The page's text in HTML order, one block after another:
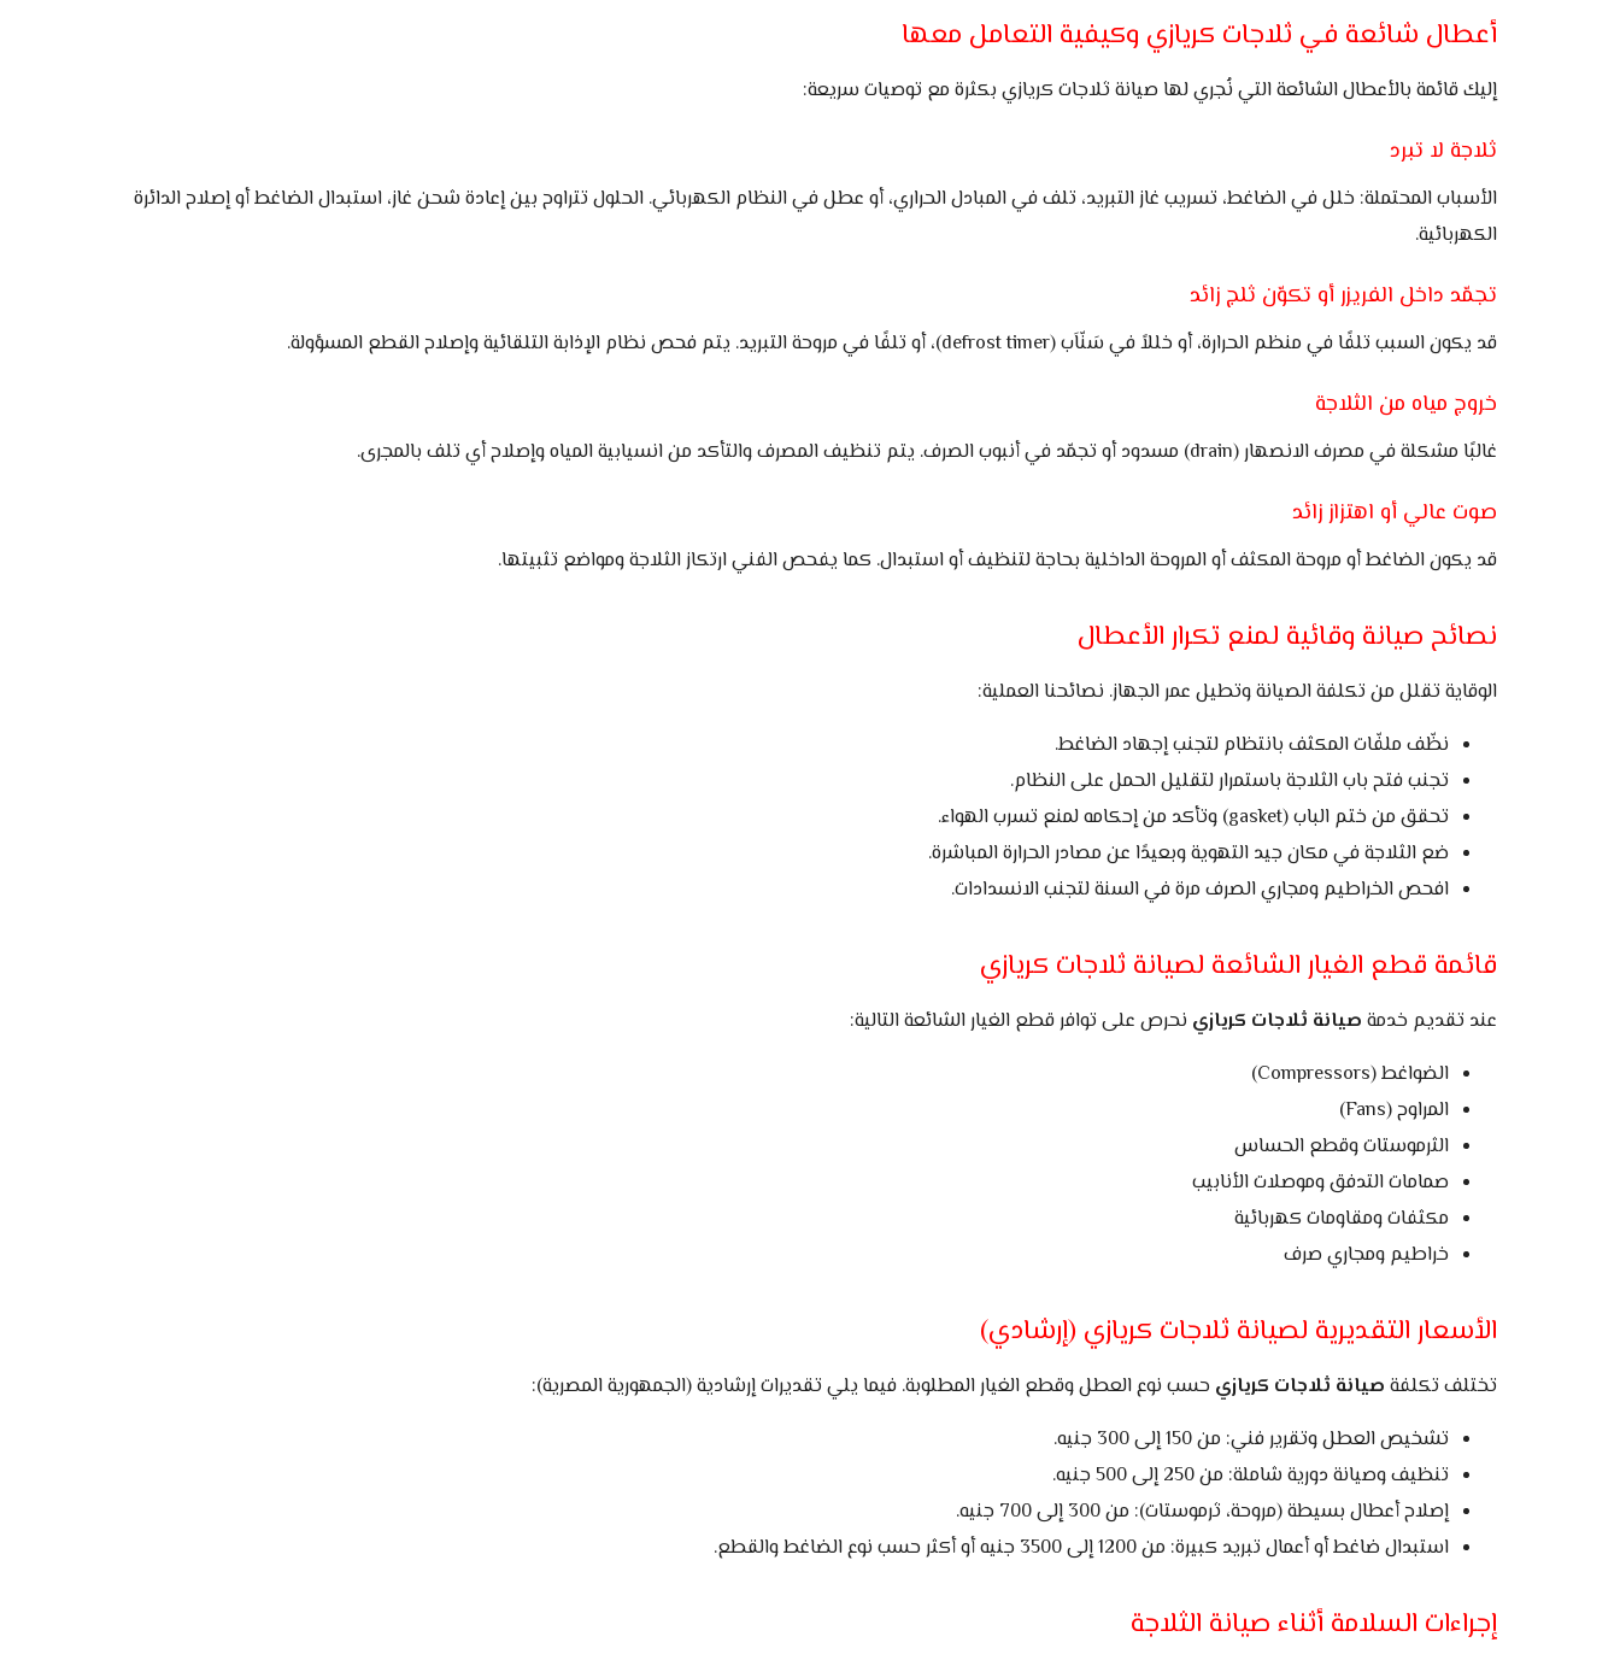
أعطال شائعة في ثلاجات كريازي وكيفية التعامل معها
إليك قائمة بالأعطال الشائعة التي نُجري لها صيانة ثلاجات كريازي بكثرة مع توصيات سريعة:
ثلاجة لا تبرد
الأسباب المحتملة: خلل في الضاغط، تسريب غاز التبريد، تلف في المبادل الحراري، أو عطل في النظام الكهربائي. الحلول تتراوح بين إعادة شحن غاز، استبدال الضاغط أو إصلاح الدائرة
الكهربائية.
تجمّد داخل الفريزر أو تكوّن ثلج زائد
قد يكون السبب تلفًا في منظم الحرارة، أو خللاً في سَنّاَب (defrost timer)، أو تلفًا في مروحة التبريد. يتم فحص نظام الإذابة التلقائية وإصلاح القطع المسؤولة.
خروج مياه من الثلاجة
غالبًا مشكلة في مصرف الانصهار (drain) مسدود أو تجمّد في أنبوب الصرف. يتم تنظيف المصرف والتأكد من انسيابية المياه وإصلاح أي تلف بالمجرى.
صوت عالي أو اهتزاز زائد
قد يكون الضاغط أو مروحة المكثف أو المروحة الداخلية بحاجة لتنظيف أو استبدال. كما يفحص الفني ارتكاز الثلاجة ومواضع تثبيتها.
نصائح صيانة وقائية لمنع تكرار الأعطال
الوقاية تقلل من تكلفة الصيانة وتطيل عمر الجهاز. نصائحنا العملية:
نظّف ملفّات المكثف بانتظام لتجنب إجهاد الضاغط.
تجنب فتح باب الثلاجة باستمرار لتقليل الحمل على النظام.
تحقق من ختم الباب (gasket) وتأكد من إحكامه لمنع تسرب الهواء.
ضع الثلاجة في مكان جيد التهوية وبعيدًا عن مصادر الحرارة المباشرة.
افحص الخراطيم ومجاري الصرف مرة في السنة لتجنب الانسدادات.
قائمة قطع الغيار الشائعة لصيانة ثلاجات كريازي
عند تقديم خدمة صيانة ثلاجات كريازي نحرص على توافر قطع الغيار الشائعة التالية:
الضواغط (Compressors)
المراوح (Fans)
الثرموستات وقطع الحساس
صمامات التدفق وموصلات الأنابيب
مكثفات ومقاومات كهربائية
خراطيم ومجاري صرف
الأسعار التقديرية لصيانة ثلاجات كريازي (إرشادي)
تختلف تكلفة صيانة ثلاجات كريازي حسب نوع العطل وقطع الغيار المطلوبة. فيما يلي تقديرات إرشادية (الجمهورية المصرية):
تشخيص العطل وتقرير فني: من 150 إلى 300 جنيه.
تنظيف وصيانة دورية شاملة: من 250 إلى 500 جنيه.
إصلاح أعطال بسيطة (مروحة، ثرموستات): من 300 إلى 700 جنيه.
استبدال ضاغط أو أعمال تبريد كبيرة: من 1200 إلى 3500 جنيه أو أكثر حسب نوع الضاغط والقطع.
إجراءات السلامة أثناء صيانة الثلاجة